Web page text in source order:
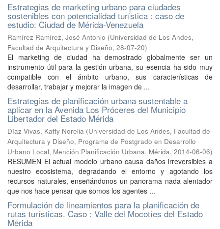
Estrategias de marketing urbano para ciudades
sostenibles con potencialidad turística : caso de
estudio: Ciudad de Mérida-Venezuela
Ramírez Ramírez, José Antonio (Universidad de Los Andes,
Facultad de Arquitectura y Diseño, 28-07-20)
El marketing de ciudad ha demostrado globalmente ser un
instrumento útil para la gestión urbana, su esencia ha sido muy
compatible con el ámbito urbano, sus características de
desarrollar, trabajar y mejorar la imagen de ...
Estrategias de planificación urbana sustentable a
aplicar en la Avenida Los Próceres del Municipio
Libertador del Estado Mérida
Díaz Vivas, Katty Norelia (Universidad de Los Andes, Facultad de
Arquitectura y Diseño, Programa de Postgrado en Desarrollo
Urbano Local, Mención Planificación Urbana, Mérida, 2014-06-06)
RESUMEN El actual modelo urbano causa daños irreversibles a
nuestro ecosistema, degradando el entorno y agotando los
recursos naturales, enseñándonos un panorama nada alentador
que nos hace pensar que somos los agentes ...
Formulación de lineamientos para la planificación de
rutas turísticas. Caso : Valle del Mocotíes del Estado
Mérida